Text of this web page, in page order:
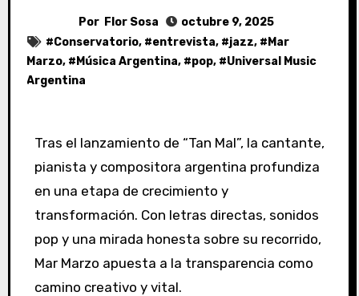
Por Flor Sosa
octubre 9, 2025
#Conservatorio, #entrevista, #jazz, # Mar
Marzo, # Música Argentina, #pop, #Universal Music
Argentina
Tras el lanzamiento de “Tan Mal”, la cantante,
pianista y compositora argentina profundiza
en una etapa de crecimiento y
transformación. Con letras directas, sonidos
pop y una mirada honesta sobre su recorrido,
Mar Marzo apuesta a la transparencia como
camino creativo y vital.